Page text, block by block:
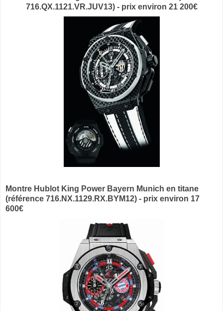
716.QX.1121.VR.JUV13) - prix environ 21 200€
Montre Hublot King Power Bayern Munich en titane
(référence 716.NX.1129.RX.BYM12) - prix environ 17
600€